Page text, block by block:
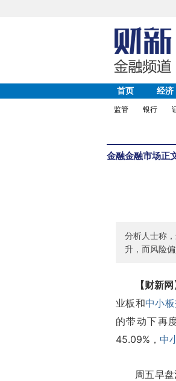
首页 经济
监管
银行
金融金融市场正
分析人士称
升，而风险
【财新
业板和中小
的带动下再
45.09%， 中
周五早盘沪